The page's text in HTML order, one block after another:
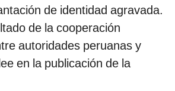
de identidad agravada.
de la cooperación
autoridades peruanas y
en la publicación de la